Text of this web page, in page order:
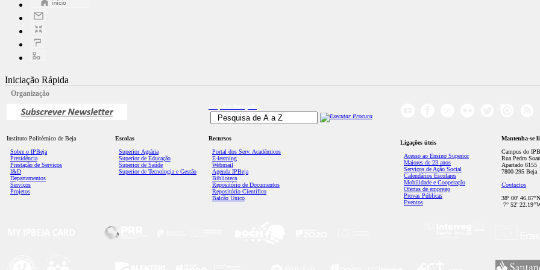
Iniciação Rápida
Organização
Instituto Politécnico de Beja
Sobre o IPBeja
Presidência
Prestação de Serviços
I&D
Departamentos
Serviços
Projetos
Escolas
Superior Agrária
Superior de Educação
Superior de Saúde
Superior de Tecnologia e Gestão
Recursos
Portal dos Serv. Académicos
E-learning
Webmail
Agenda IPBeja
Biblioteca
Repositório de Documentos
Repositório Científico
Balcão Único
Ligações úteis
Acesso ao Ensino Superior
Maiores de 23 anos
Serviços de Ação Social
Calendários Escolares
Mobilidade e Cooperação
Ofertas de emprego
Provas Públicas
Eventos
Mantenha-se
Campus do
Rua Pedro
Apartado 6155
7800-295 Beja
Contactos
38º 00' 46.87''N
7° 52'